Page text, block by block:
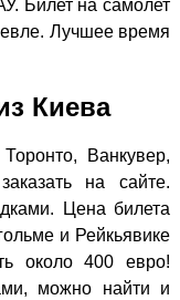
Билет на самолет
Лучшее время
Киева
Ванкувер,
на сайте.
Цена билета
и Рейкьявике
около 400 евро!
можно найти и